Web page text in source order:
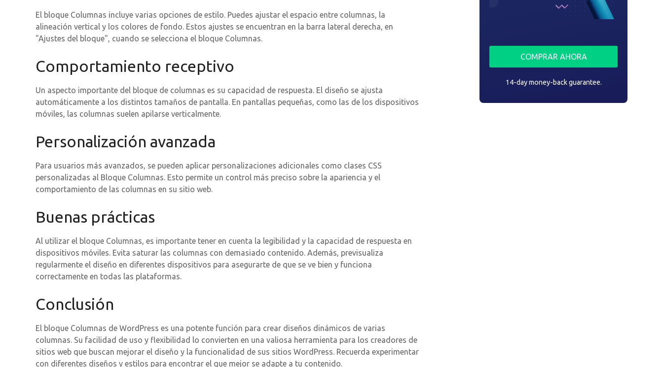
El bloque Columnas incluye varias opciones de estilo. Puedes ajustar el espacio entre columnas, la
alineación vertical y los colores de fondo. Estos ajustes se encuentran en la barra lateral derecha, en
"Ajustes del bloque", cuando se selecciona el bloque Columnas.
Comportamiento receptivo
Un aspecto importante del bloque de columnas es su capacidad de respuesta. El diseño se ajusta
automáticamente a los distintos tamaños de pantalla. En pantallas pequeñas, como las de los dispositivos
móviles, las columnas suelen apilarse verticalmente.
Personalización avanzada
Para usuarios más avanzados, se pueden aplicar personalizaciones adicionales como clases CSS
personalizadas al Bloque Columnas. Esto permite un control más preciso sobre la apariencia y el
comportamiento de las columnas en su sitio web.
Buenas prácticas
Al utilizar el bloque Columnas, es importante tener en cuenta la legibilidad y la capacidad de respuesta en
dispositivos móviles. Evita saturar las columnas con demasiado contenido. Además, previsualiza
regularmente el diseño en diferentes dispositivos para asegurarte de que se ve bien y funciona
correctamente en todas las plataformas.
Conclusión
El bloque Columnas de WordPress es una potente función para crear diseños dinámicos de varias
columnas. Su facilidad de uso y flexibilidad lo convierten en una valiosa herramienta para los creadores de
sitios web que buscan mejorar el diseño y la funcionalidad de sus sitios WordPress. Recuerda experimentar
con diferentes diseños y estilos para encontrar el que mejor se adapte a tu contenido.
COMPRAR AHORA
14-day money-back guarantee.